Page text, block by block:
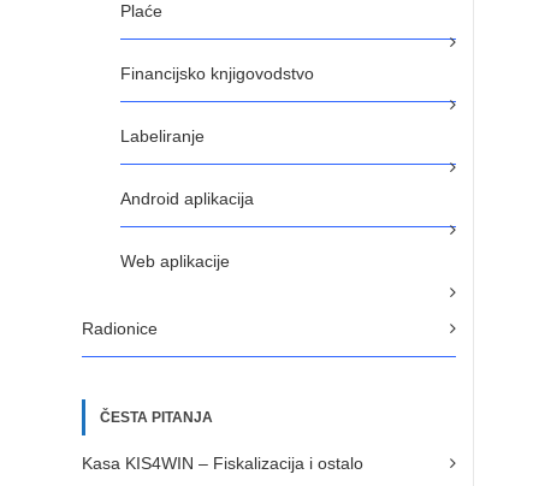
Plaće
Financijsko knjigovodstvo
Labeliranje
Android aplikacija
Web aplikacije
Radionice
ČESTA PITANJA
Kasa KIS4WIN – Fiskalizacija i ostalo